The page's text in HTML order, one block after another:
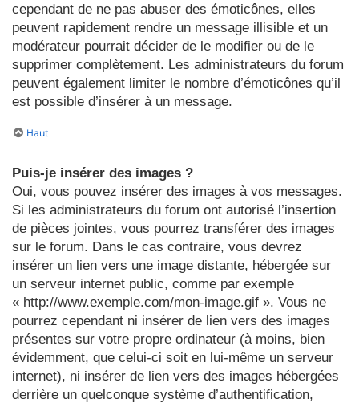
cependant de ne pas abuser des émoticônes, elles
peuvent rapidement rendre un message illisible et un
modérateur pourrait décider de le modifier ou de le
supprimer complètement. Les administrateurs du forum
peuvent également limiter le nombre d’émoticônes qu’il
est possible d’insérer à un message.
Haut
Puis-je insérer des images ?
Oui, vous pouvez insérer des images à vos messages.
Si les administrateurs du forum ont autorisé l’insertion
de pièces jointes, vous pourrez transférer des images
sur le forum. Dans le cas contraire, vous devrez
insérer un lien vers une image distante, hébergée sur
un serveur internet public, comme par exemple
« http://www.exemple.com/mon-image.gif ». Vous ne
pourrez cependant ni insérer de lien vers des images
présentes sur votre propre ordinateur (à moins, bien
évidemment, que celui-ci soit en lui-même un serveur
internet), ni insérer de lien vers des images hébergées
derrière un quelconque système d’authentification,